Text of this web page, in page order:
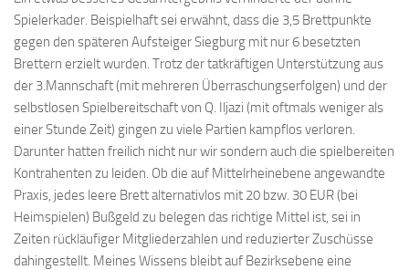
BKV
Ausschreibungen
Links
Spielerkader. Beispielhaft sei erwähnt, dass die 3,5 Brettpunkte
gegen den späteren Aufsteiger Siegburg mit nur 6 besetzten
Brettern erzielt wurden. Trotz der tatkräftigen Unterstützung aus
der 3.Mannschaft (mit mehreren Überraschungserfolgen) und der
selbstlosen Spielbereitschaft von Q. Iljazi (mit oftmals weniger als
einer Stunde Zeit) gingen zu viele Partien kampflos verloren.
Darunter hatten freilich nicht nur wir sondern auch die spielbereiten
Kontrahenten zu leiden. Ob die auf Mittelrheinebene angewandte
Praxis, jedes leere Brett alternativlos mit 20 bzw. 30 EUR (bei
Heimspielen) Bußgeld zu belegen das richtige Mittel ist, sei in
Zeiten rückläufiger Mitgliederzahlen und reduzierter Zuschüsse
dahingestellt. Meines Wissens bleibt auf Bezirksebene eine